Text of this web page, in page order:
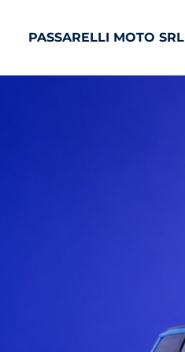
PASSARELLI MOTO SRL